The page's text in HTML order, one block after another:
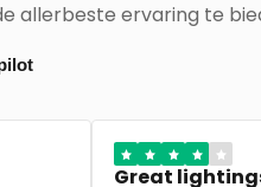
allerbeste ervaring te
Perfect advies